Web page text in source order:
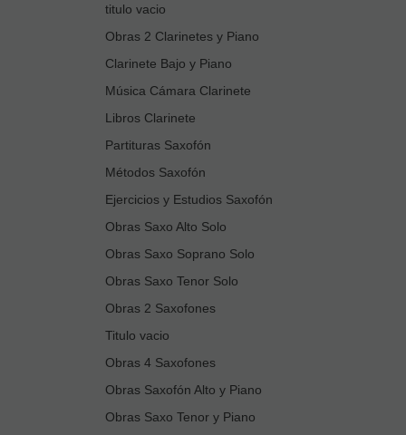
titulo vacio
Obras 2 Clarinetes y Piano
Clarinete Bajo y Piano
Música Cámara Clarinete
Libros Clarinete
Partituras Saxofón
Métodos Saxofón
Ejercicios y Estudios Saxofón
Obras Saxo Alto Solo
Obras Saxo Soprano Solo
Obras Saxo Tenor Solo
Obras 2 Saxofones
Titulo vacio
Obras 4 Saxofones
Obras Saxofón Alto y Piano
Obras Saxo Tenor y Piano